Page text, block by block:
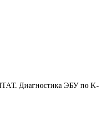
Диагностика ЭБУ по K-